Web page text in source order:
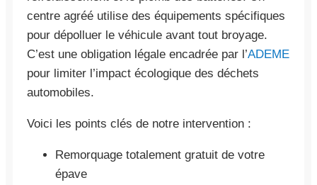
centre agréé utilise des équipements spécifiques
pour dépolluer le véhicule avant tout broyage.
C’est une obligation légale encadrée par l’ADEME
pour limiter l’impact écologique des déchets
automobiles.
Voici les points clés de notre intervention :
Remorquage totalement gratuit de votre
épave